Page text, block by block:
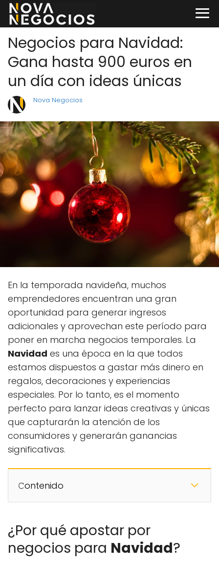
Negocios para Navidad:
Gana hasta 900 euros en
un día con ideas únicas
Nova Negocios
En la temporada navideña, muchos
emprendedores encuentran una gran
oportunidad para generar ingresos
adicionales y aprovechan este período para
poner en marcha negocios temporales. La
Navidad es una época en la que todos
estamos dispuestos a gastar más dinero en
regalos, decoraciones y experiencias
especiales. Por lo tanto, es el momento
perfecto para lanzar ideas creativas y únicas
que capturarán la atención de los
consumidores y generarán ganancias
significativas.
𝙲ontenido
¿Por qué apostar por
negocios para Navidad?